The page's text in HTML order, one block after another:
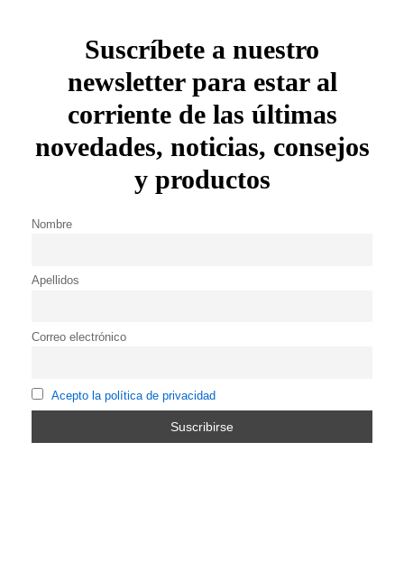
Suscríbete a nuestro
newsletter para estar al
corriente de las últimas
novedades, noticias, consejos
y productos
Nombre
Apellidos
Correo electrónico
Acepto la política de privacidad